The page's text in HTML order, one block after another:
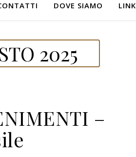
DOVE SIAMO LINK
2025
–